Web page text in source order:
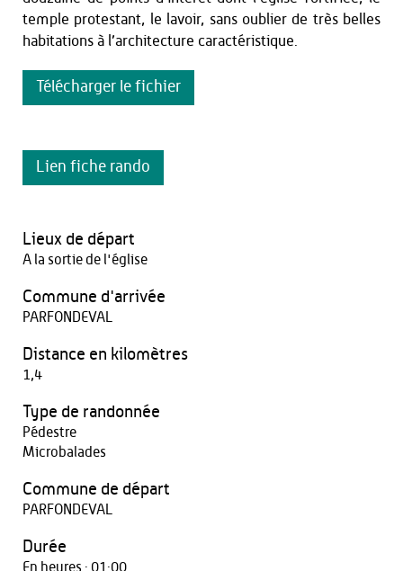
temple protestant, le lavoir, sans oublier de très belles
habitations à l’architecture caractéristique.
Télécharger le fichier
Lien fiche rando
Lieux de départ
A la sortie de l'église
Commune d'arrivée
PARFONDEVAL
Distance en kilomètres
1,4
Type de randonnée
Pédestre
Microbalades
Commune de départ
PARFONDEVAL
Durée
En heures : 01:00